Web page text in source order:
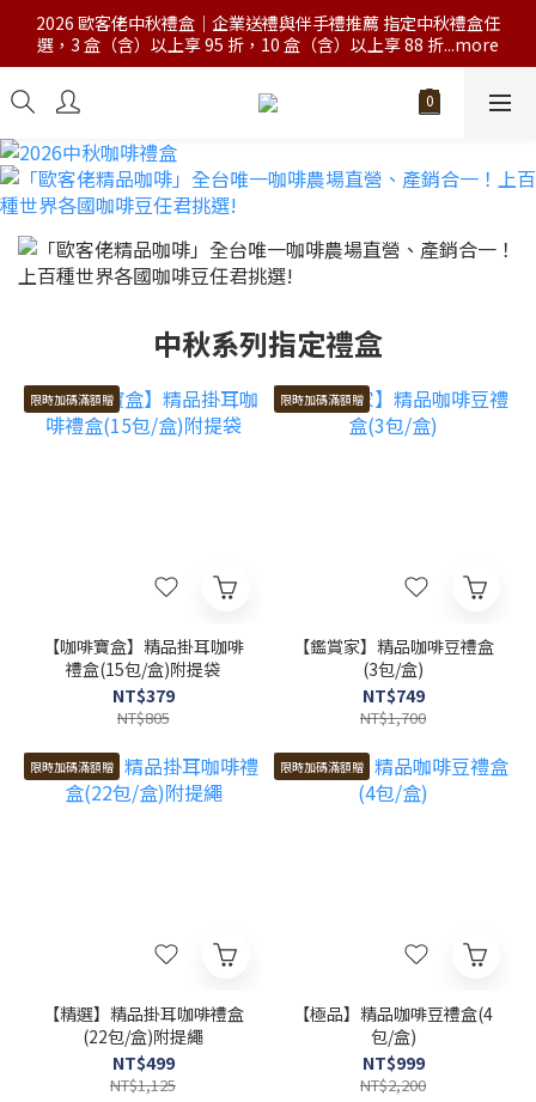
2026 歐客佬中秋禮盒｜企業送禮與伴手禮推薦 指定中秋禮盒任
選，3 盒（含）以上享 95 折，10 盒（含）以上享 88 折...more
中秋系列指定禮盒
限時加碼滿額贈
【咖啡寶盒】精品掛耳咖啡
禮盒(15包/盒)附提袋
NT$379
NT$805
限時加碼滿額贈
【鑑賞家】精品咖啡豆禮盒
(3包/盒)
NT$749
NT$1,700
限時加碼滿額贈
【精選】精品掛耳咖啡禮盒
(22包/盒)附提繩
NT$499
NT$1,125
限時加碼滿額贈
【極品】精品咖啡豆禮盒(4
包/盒)
NT$999
NT$2,200